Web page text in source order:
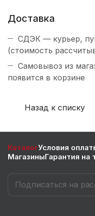
Доставка
СДЭК — курьер,
(стоимость
Самовывоз из
появится в корзине
Назад к списку
КаталогУсловия
МагазиныГарантия на